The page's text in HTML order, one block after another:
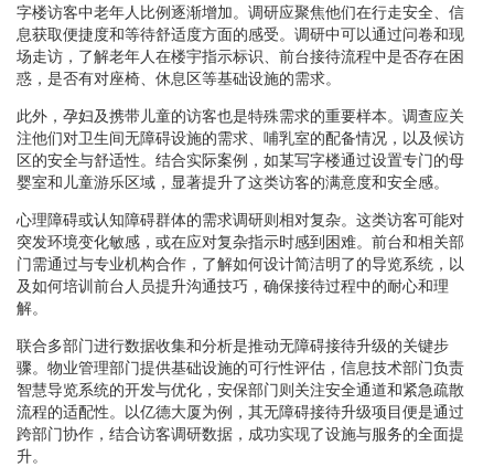
字楼访客中老年人比例逐渐增加。调研应聚焦他们在行走安全、信
息获取便捷度和等待舒适度方面的感受。调研中可以通过问卷和现
场走访，了解老年人在楼宇指示标识、前台接待流程中是否存在困
惑，是否有对座椅、休息区等基础设施的需求。
此外，孕妇及携带儿童的访客也是特殊需求的重要样本。调查应关
注他们对卫生间无障碍设施的需求、哺乳室的配备情况，以及候访
区的安全与舒适性。结合实际案例，如某写字楼通过设置专门的母
婴室和儿童游乐区域，显著提升了这类访客的满意度和安全感。
心理障碍或认知障碍群体的需求调研则相对复杂。这类访客可能对
突发环境变化敏感，或在应对复杂指示时感到困难。前台和相关部
门需通过与专业机构合作，了解如何设计简洁明了的导览系统，以
及如何培训前台人员提升沟通技巧，确保接待过程中的耐心和理
解。
联合多部门进行数据收集和分析是推动无障碍接待升级的关键步
骤。物业管理部门提供基础设施的可行性评估，信息技术部门负责
智慧导览系统的开发与优化，安保部门则关注安全通道和紧急疏散
流程的适配性。以亿德大厦为例，其无障碍接待升级项目便是通过
跨部门协作，结合访客调研数据，成功实现了设施与服务的全面提
升。